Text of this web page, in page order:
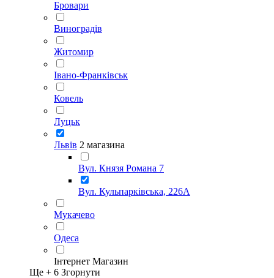
Бровари
Виноградів
Житомир
Івано-Франківськ
Ковель
Луцьк
Львів 2 магазина
Вул. Князя Романа 7
Вул. Кульпарківська, 226А
Мукачево
Одеса
Інтернет Магазин
Ще + 6 Згорнути